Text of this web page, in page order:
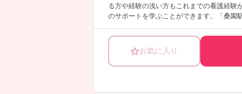
・年間休日120日以上
・夜勤体制も複数名配置で安心
・無理のない勤務体制
→ 休みと仕事のメリハリがつけやすいです
―――――――――――――――
■ 子育ても安心サポート体制
―――――――――――――――
る方や経験の浅い方もこれまでの看護経験
のサポートを学ぶことができます。「桑園
お気に入り